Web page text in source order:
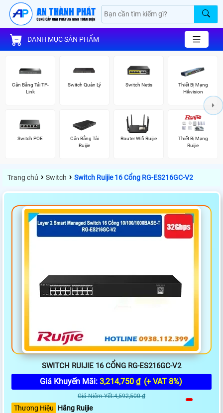
DANH MỤC SẢN PHẨM
Cân Bằng Tải TP-
Link
Switch Quản Lý Switch Netis
Thiết Bị Mạng
Hikvision
Switch POE
Cân Bằng Tải
Ruijie
Router Wifi Ruijie
Thiết Bị Mạng
Ruijie
Trang chủ › Switch › Switch Ruijie 16 Cổng RG-ES216GC-V2
SWITCH RUIJIE 16 CỔNG RG-ES216GC-V2
Giá Khuyến Mãi: 3,214,750 ₫ (+ VAT 8%)
Giá Niêm Yết:4,592,500 ₫
Thương Hiệu
Hãng Ruijie